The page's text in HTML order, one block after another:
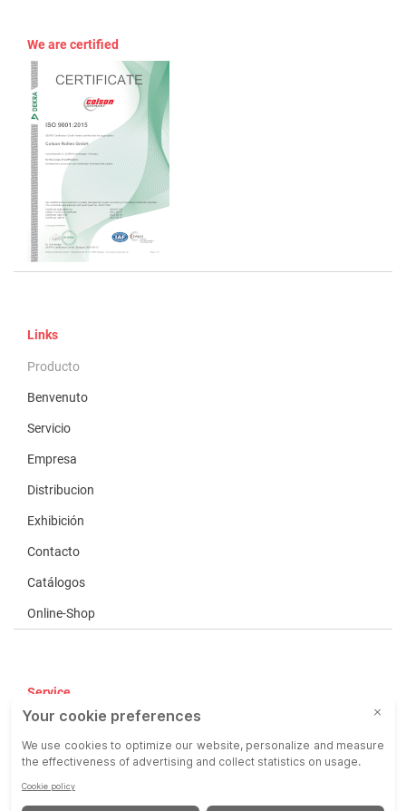
We are certified
Links
Producto
Benvenuto
Servicio
Empresa
Distribucion
Exhibición
Contacto
Catálogos
Online-Shop
Service
CGV
COP
Responsabilidad